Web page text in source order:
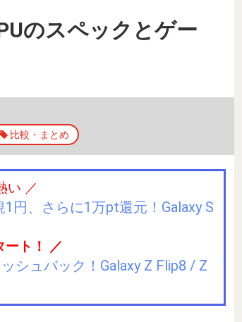
のスペックとゲー
比較・まとめ
い ／
円、さらに1万pt還元！Galaxy S
ート！ ／
シュバック！Galaxy Z Flip8 / Z